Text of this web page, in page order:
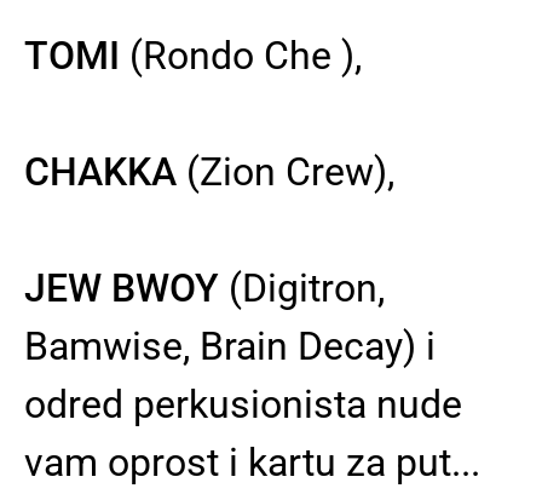
TOMI (Rondo Che ),
CHAKKA (Zion Crew),
JEW BWOY (Digitron,
Bamwise, Brain Decay) i
odred perkusionista nude
vam oprost i kartu za put...